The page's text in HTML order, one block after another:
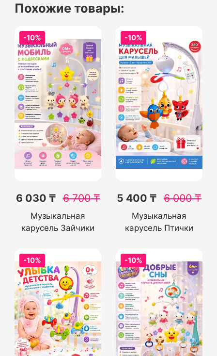
Похожие товары:
-10%
6 030 ₸ 6 700₸
Музыкальная
карусель Зайчики
-10%
5 400 ₸ 6 000₸
Музыкальная
карусель Птички
-10% -10%